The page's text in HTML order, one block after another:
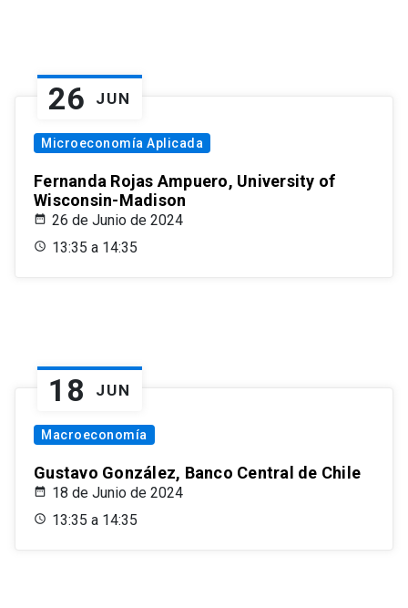
26 JUN
Microeconomía Aplicada
Fernanda Rojas Ampuero, University of
Wisconsin-Madison
26 de Junio de 2024
13:35 a 14:35
18 JUN
Macroeconomía
Gustavo González, Banco Central de Chile
18 de Junio de 2024
13:35 a 14:35